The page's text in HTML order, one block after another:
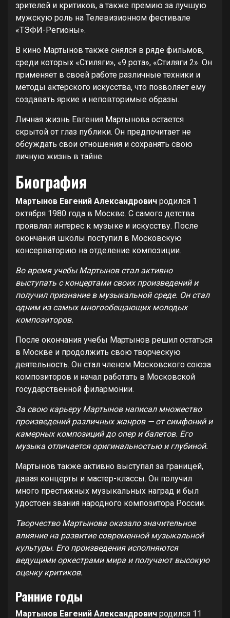
зрителей и критиков, а также премию за лучшую
мужскую роль на Телевизионном фестивале
«ТЭФИ-Регионы».
В кино Мартынов также снялся в ряде фильмов,
среди которых «Стиляги», «9 рота», «Стиляги 2». Он
применяет в своей работе различные техники и
методы актерского искусства, что позволяет ему
создавать яркие и неповторимые образы.
Личная жизнь Евгения Мартынова остается
скрытой от глаз публики. Он предпочитает не
обсуждать свои отношения и сохранять свою
личную жизнь в тайне.
Биография
Мартынов Евгений Александрович родился 1
октября 1980 года в Москве. С самого детства
проявлял интерес к музыке и искусству. После
окончания школы поступил в Московскую
консерваторию на отделение композиции.
Во время учебы Мартынов стал активно
выступать с концертами своих произведений и
получил признание в музыкальной среде. Он стал
одним из самых многообещающих молодых
композиторов.
После окончания учебы Мартынов решил остаться
в Москве и продолжить свою творческую
деятельность. Он стал членом Московского союза
композиторов и начал работать в Московской
государственной филармонии.
За свою карьеру Мартынов написал множество
произведений различных жанров — от симфоний и
камерных композиций до опер и балетов. Его
музыка отличается оригинальностью и глубиной.
Мартынов также активно выступал за границей,
давая концерты и мастер-классы. Он получил
много престижных музыкальных наград и был
удостоен звания народного композитора России.
Творчество Мартынова оказало значительное
влияние на развитие современной музыкальной
культуры. Его произведения исполняются
ведущими оркестрами мира и получают высокую
оценку критиков.
Ранние годы
Мартынов Евгений Александрович родился 11